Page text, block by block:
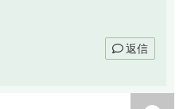
返信